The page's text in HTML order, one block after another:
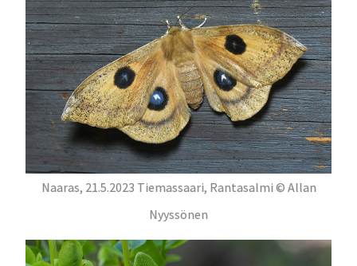
Naaras, 21.5.2023 Tiemassaari, Rantasalmi © Allan
Nyyssönen